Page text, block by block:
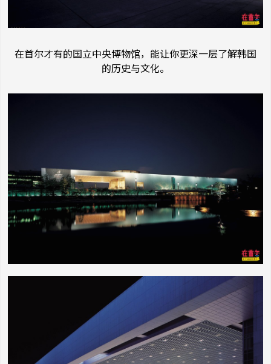
在首尔才有的国立中央博物馆，能让你更深一层了解韩国
的历史与文化。